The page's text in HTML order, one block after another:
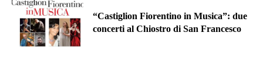
“Castiglion Fiorentino in Musica”: due
concerti al Chiostro di San Francesco